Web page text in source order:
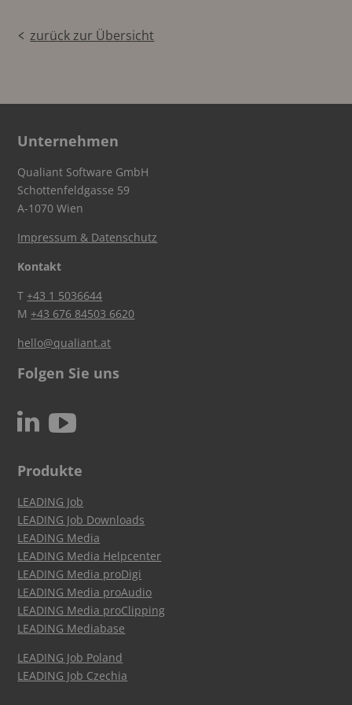
zurück zur Übersicht
Unternehmen
Qualiant Software GmbH
Schottenfeldgasse 59
A-1070 Wien
Impressum & Datenschutz
Kontakt
T+43 1 5036644
M+43 676 84503 6620
hello@qualiant.at
Folgen Sie uns
N c
Produkte
LEADING Job
LEADING Job Downloads
LEADING Media
LEADING Media Helpcenter
LEADING Media proDigi
LEADING Media proAudio
LEADING Media proClipping
LEADING Mediabase
LEADING Job Poland
LEADING Job Czechia